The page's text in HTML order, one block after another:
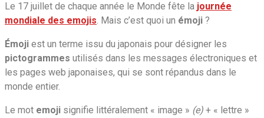
Le 17 juillet de chaque année le Monde fête la journée
mondiale des emojis. Mais c’est quoi un émoji ?
Émoji est un terme issu du japonais pour désigner les
pictogrammes utilisés dans les messages électroniques et
les pages web japonaises, qui se sont répandus dans le
monde entier.
Le mot emoji signifie littéralement « image » (e) + « lettre »